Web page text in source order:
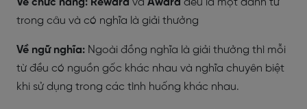
Về chức năng: Reward và Award đều là một danh từ
trong câu và có nghĩa là giải thưởng
Về ngữ nghĩa: Ngoài đồng nghĩa là giải thưởng thì mỗi
từ đều có nguồn gốc khác nhau và nghĩa chuyên biệt
khi sử dụng trong các tình huống khác nhau.